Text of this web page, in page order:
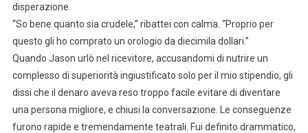
disperazione.
“So bene quanto sia crudele,” ribattei con calma. “Proprio per
questo gli ho comprato un orologio da diecimila dollari.”
Quando Jason urlò nel ricevitore, accusandomi di nutrire un
complesso di superiorità ingiustificato solo per il mio stipendio, gli
dissi che il denaro aveva reso troppo facile evitare di diventare
una persona migliore, e chiusi la conversazione. Le conseguenze
furono rapide e tremendamente teatrali. Fui definito drammatico,